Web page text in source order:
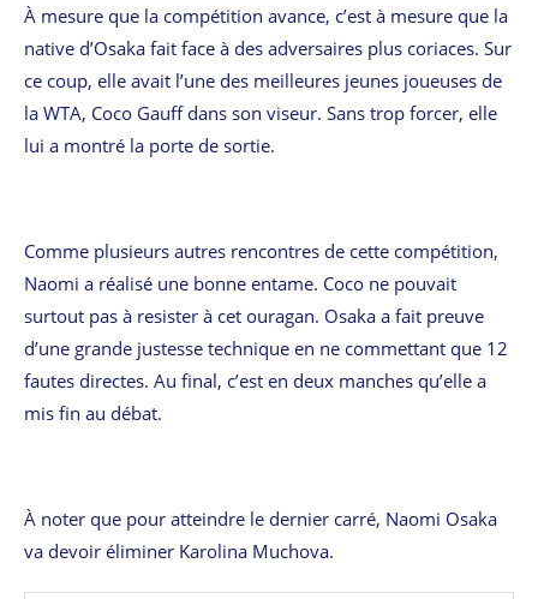
À mesure que la compétition avance, c’est à mesure que la
native d’Osaka fait face à des adversaires plus coriaces. Sur
ce coup, elle avait l’une des meilleures jeunes joueuses de
la WTA, Coco Gauff dans son viseur. Sans trop forcer, elle
lui a montré la porte de sortie.
Comme plusieurs autres rencontres de cette compétition,
Naomi a réalisé une bonne entame. Coco ne pouvait
surtout pas à resister à cet ouragan. Osaka a fait preuve
d’une grande justesse technique en ne commettant que 12
fautes directes. Au final, c’est en deux manches qu’elle a
mis fin au débat.
À noter que pour atteindre le dernier carré, Naomi Osaka
va devoir éliminer Karolina Muchova.